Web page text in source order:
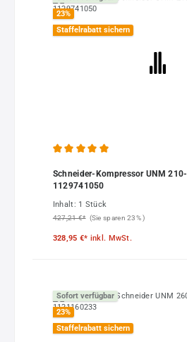
23%
Staffelrabatt sichern
Schneider-Kompressor UNM
1129741050
Inhalt: 1 Stück
427,21 €* (Sie sparen 23% )
328,95 €* inkl. MwSt.
Sofort verfügbar
23%
Staffelrabatt sichern